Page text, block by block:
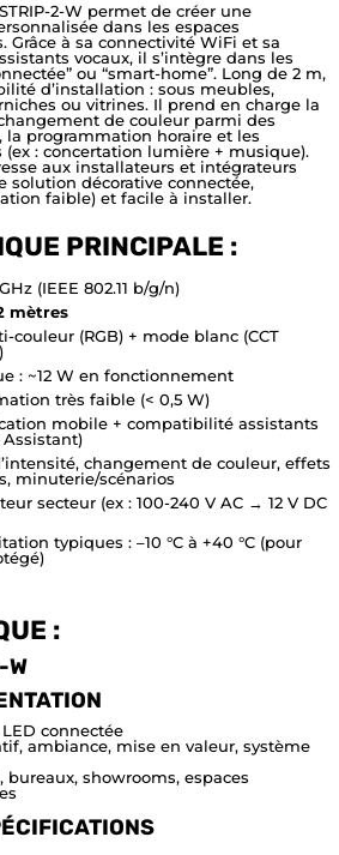
2-W permet de créer une
dans les espaces
Grâce à sa connectivité WiFi et sa
vocaux, il s’intègre dans les
ou “smart-home”. Long de 2 m,
d’installation : sous meubles,
ou vitrines. Il prend en charge la
de couleur parmi des
la programmation horaire et les
: concertation lumière + musique).
aux installateurs et intégrateurs
solution décorative connectée,
faible) et facile à installer.
PRINCIPALE :
(IEEE 802.11 b/g/n)
mètres
couleur (RGB) + mode blanc (CCT
: ~12 W en fonctionnement
très faible (< 0,5 W)
mobile + compatibilité assistants
Assistant)
changement de couleur, effets
minuterie/scénarios
secteur (ex : 100-240 V AC → 12 V DC
typiques : –10 °C à +40 °C (pour
:
W
connectée
ambiance, mise en valeur, système
showrooms, espaces